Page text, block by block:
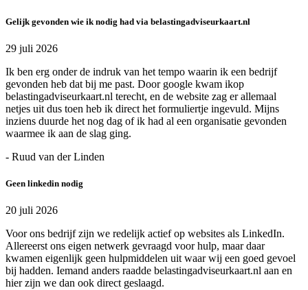
Gelijk gevonden wie ik nodig had via belastingadviseurkaart.nl
29 juli 2026
Ik ben erg onder de indruk van het tempo waarin ik een bedrijf
gevonden heb dat bij me past. Door google kwam ikop
belastingadviseurkaart.nl terecht, en de website zag er allemaal
netjes uit dus toen heb ik direct het formuliertje ingevuld. Mijns
inziens duurde het nog dag of ik had al een organisatie gevonden
waarmee ik aan de slag ging.
- Ruud van der Linden
Geen linkedin nodig
20 juli 2026
Voor ons bedrijf zijn we redelijk actief op websites als LinkedIn.
Allereerst ons eigen netwerk gevraagd voor hulp, maar daar
kwamen eigenlijk geen hulpmiddelen uit waar wij een goed gevoel
bij hadden. Iemand anders raadde belastingadviseurkaart.nl aan en
hier zijn we dan ook direct geslaagd.